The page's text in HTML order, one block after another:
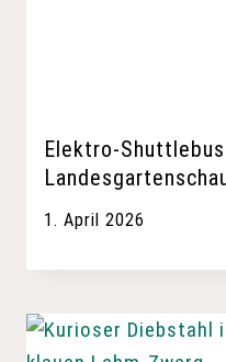
Elektro-
1. April 2026